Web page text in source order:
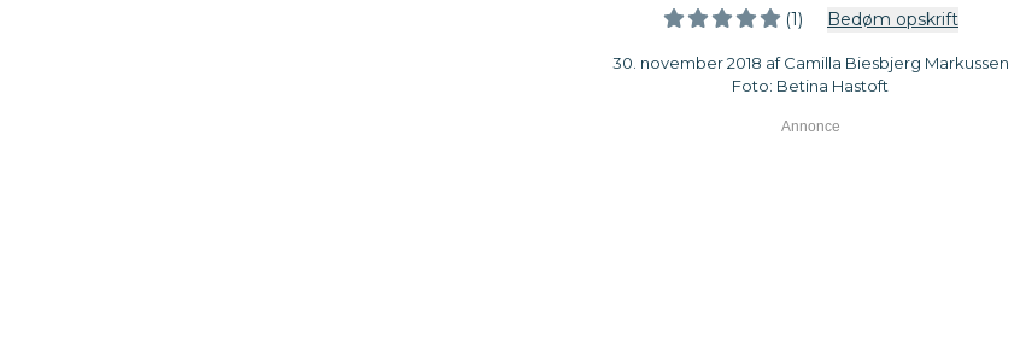
(1) Bedøm opskrift
30. november 2018 af Camilla Biesbjerg Markussen
Foto: Betina Hastoft